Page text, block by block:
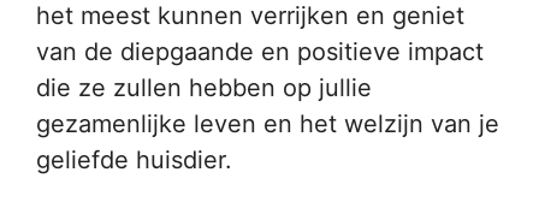
het meest kunnen verrijken en geniet
van de diepgaande en positieve impact
die ze zullen hebben op jullie
gezamenlijke leven en het welzijn van je
geliefde huisdier.